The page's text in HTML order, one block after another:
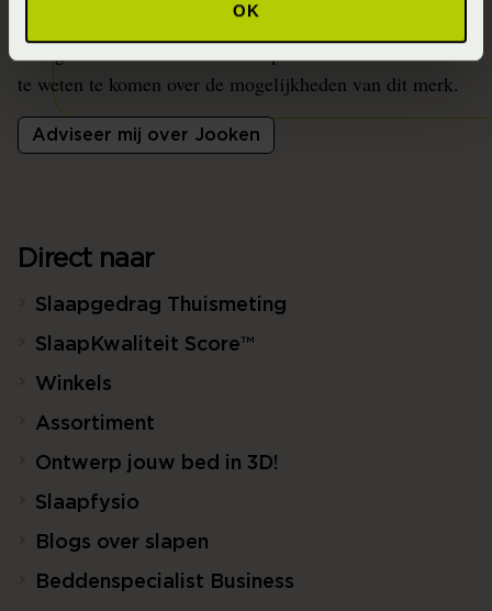
OK
Vraag dan nu meer informatie op over Jooken om meer
te weten te komen over de mogelijkheden van dit merk.
Adviseer mij over Jooken
Direct naar
Slaapgedrag Thuismeting
SlaapKwaliteit Score™
Winkels
Assortiment
Ontwerp jouw bed in 3D!
Slaapfysio
Blogs over slapen
Beddenspecialist Business